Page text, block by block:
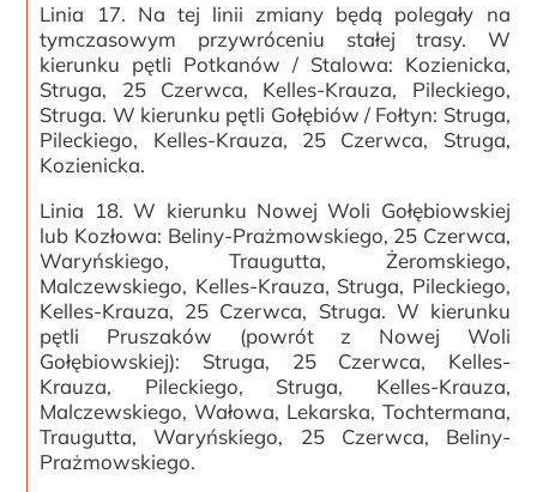
Linia 17. Na tej linii zmiany będą polegały na
tymczasowym przywróceniu stałej trasy. W
kierunku pętli Potkanów / Stalowa: Kozienicka,
Struga, 25 Czerwca, Kelles-Krauza, Pileckiego,
Struga. W kierunku pętli Gołębiów / Fołtyn: Struga,
Pileckiego, Kelles-Krauza, 25 Czerwca, Struga,
Kozienicka.
Linia 18. W kierunku Nowej Woli Gołębiowskiej
lub Kozłowa: Beliny-Prażmowskiego, 25 Czerwca,
Waryńskiego, Traugutta, Żeromskiego,
Malczewskiego, Kelles-Krauza, Struga, Pileckiego,
Kelles-Krauza, 25 Czerwca, Struga. W kierunku
pętli Pruszaków (powrót z Nowej Woli
Gołębiowskiej): Struga, 25 Czerwca, Kelles-
Krauza, Pileckiego, Struga, Kelles-Krauza,
Malczewskiego, Wałowa, Lekarska, Tochtermana,
Traugutta, Waryńskiego, 25 Czerwca, Beliny-
Prażmowskiego.